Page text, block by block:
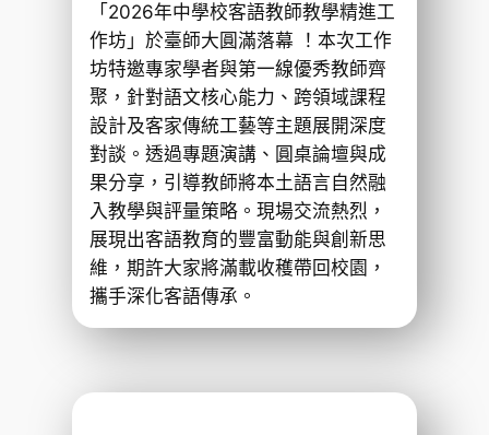
「2026年中學校客語教師教學精進工
作坊」於臺師大圓滿落幕 ！本次工作
坊特邀專家學者與第一線優秀教師齊
聚，針對語文核心能力、跨領域課程
設計及客家傳統工藝等主題展開深度
對談。透過專題演講、圓桌論壇與成
果分享，引導教師將本土語言自然融
入教學與評量策略。現場交流熱烈，
展現出客語教育的豐富動能與創新思
維，期許大家將滿載收穫帶回校園，
攜手深化客語傳承。